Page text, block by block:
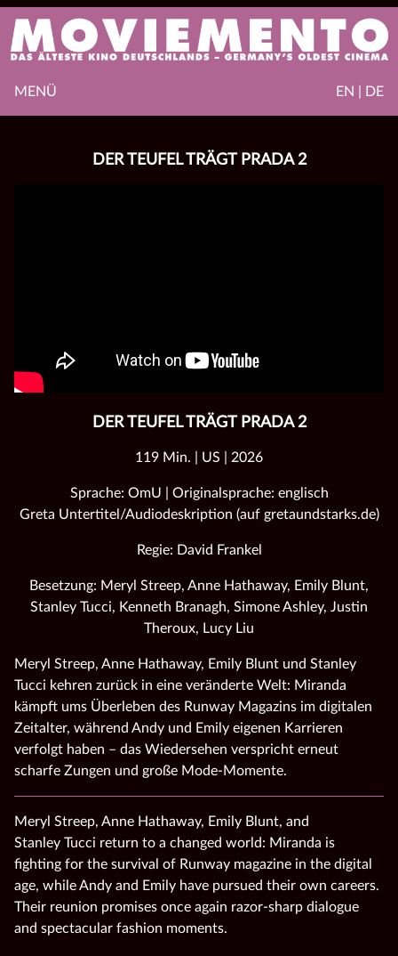
EN | DE
MENÜ
DER TEUFEL TRÄGT PRADA 2
DER TEUFEL TRÄGT PRADA 2
119 Min. | US | 2026
Sprache: OmU | Originalsprache: englisch
Greta Untertitel/Audiodeskription (auf gretaundstarks.de)
Regie: David Frankel
Besetzung: Meryl Streep, Anne Hathaway, Emily Blunt,
Stanley Tucci, Kenneth Branagh, Simone Ashley, Justin
Theroux, Lucy Liu
Meryl Streep, Anne Hathaway, Emily Blunt und Stanley
Tucci kehren zurück in eine veränderte Welt: Miranda
kämpft ums Überleben des Runway Magazins im digitalen
Zeitalter, während Andy und Emily eigenen Karrieren
verfolgt haben – das Wiedersehen verspricht erneut
scharfe Zungen und große Mode‑Momente.
Meryl Streep, Anne Hathaway, Emily Blunt, and
Stanley Tucci return to a changed world: Miranda is
fighting for the survival of Runway magazine in the digital
age, while Andy and Emily have pursued their own careers.
Their reunion promises once again razor‑sharp dialogue
and spectacular fashion moments.